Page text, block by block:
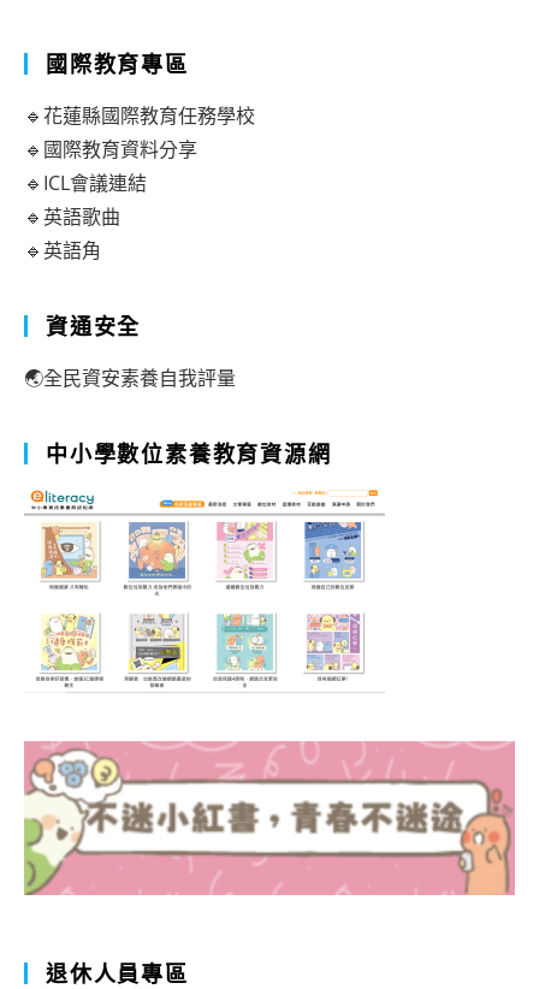
國際教育專區
🔹花蓮縣國際教育任務學校
🔹國際教育資料分享
🔹ICL會議連結
🔹英語歌曲
🔹英語角
資通安全
🌏全民資安素養自我評量
中小學數位素養教育資源網
退休人員專區